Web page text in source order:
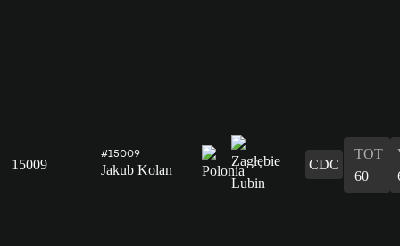
15009
#15009
Jakub Kolan CDC
TOT
60